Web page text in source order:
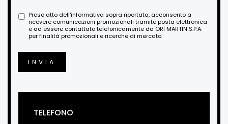
Preso atto dell'informativa sopra riportata, acconsento a
ricevere comunicazioni promozionali tramite posta elettronica
e ad essere contattato telefonicamente da ORI MARTIN S.P.A.
per finalità promozionali e ricerche di mercato.
INVIA
TELEFONO